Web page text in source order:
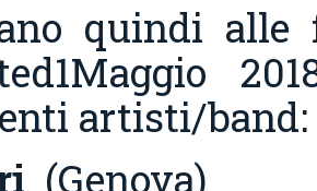
quindi
artisti/band:
(Genova)